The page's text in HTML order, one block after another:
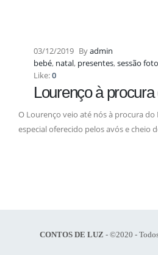
03/12/2019 Byadmin
bebé, natal, presentes,sessão
Like:0
Lourenço à
O Lourenço veio até nós à procura do
especial oferecido pelos avós e cheio
CONTOS DE LUZ - ©2020 -